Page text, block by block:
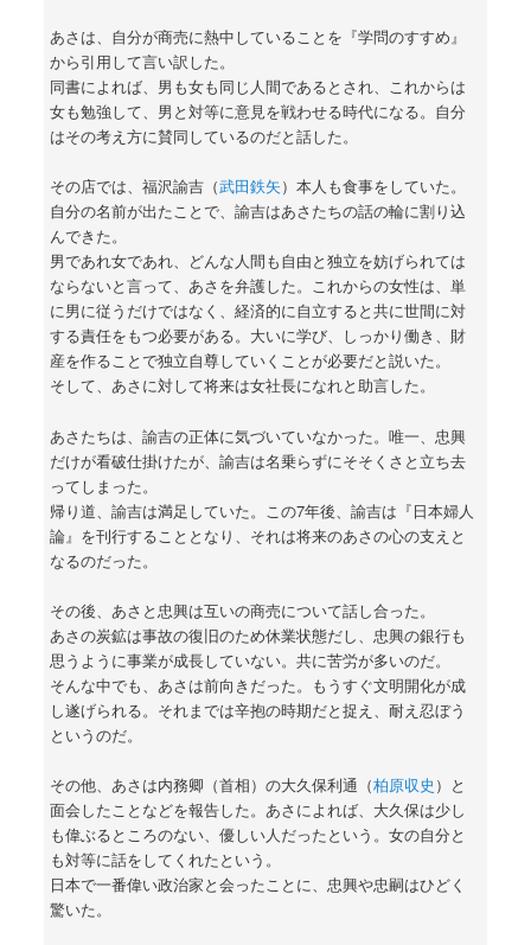
あさは、自分が商売に熱中していることを『学問のすすめ』
から引用して言い訳した。
同書によれば、男も女も同じ人間であるとされ、これからは
女も勉強して、男と対等に意見を戦わせる時代になる。自分
はその考え方に賛同しているのだと話した。
その店では、福沢諭吉（武田鉄矢）本人も食事をしていた。
自分の名前が出たことで、諭吉はあさたちの話の輪に割り込
んできた。
男であれ女であれ、どんな人間も自由と独立を妨げられては
ならないと言って、あさを弁護した。これからの女性は、単
に男に従うだけではなく、経済的に自立すると共に世間に対
する責任をもつ必要がある。大いに学び、しっかり働き、財
産を作ることで独立自尊していくことが必要だと説いた。
そして、あさに対して将来は女社長になれと助言した。
あさたちは、諭吉の正体に気づいていなかった。唯一、忠興
だけが看破仕掛けたが、諭吉は名乗らずにそそくさと立ち去
ってしまった。
帰り道、諭吉は満足していた。この7年後、諭吉は『日本婦人
論』を刊行することとなり、それは将来のあさの心の支えと
なるのだった。
その後、あさと忠興は互いの商売について話し合った。
あさの炭鉱は事故の復旧のため休業状態だし、忠興の銀行も
思うように事業が成長していない。共に苦労が多いのだ。
そんな中でも、あさは前向きだった。もうすぐ文明開化が成
し遂げられる。それまでは辛抱の時期だと捉え、耐え忍ぼう
というのだ。
その他、あさは内務卿（首相）の大久保利通（柏原収史 ）と
面会したことなどを報告した。あさによれば、大久保は少し
も偉ぶるところのない、優しい人だったという。女の自分と
も対等に話をしてくれたという。
日本で一番偉い政治家と会ったことに、忠興や忠嗣はひどく
驚いた。